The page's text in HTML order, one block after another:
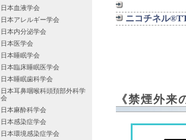
日本血液学会
日本アレルギー学会
日本内分泌学会
日本医学会
日本睡眠学会
日本臨床睡眠医学会
日本睡眠歯科学会
日本耳鼻咽喉科頭頚部外科学
会
日本麻酔科学会
日本感染症学会
日本環境感染症学会
ニコチネル
《禁煙外来